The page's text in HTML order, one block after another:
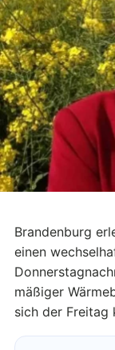
Brandenburg
einen
mäßiger
sich der Freitag